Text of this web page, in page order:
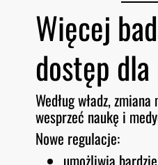
Więcej
dostęp
Według władz,
wesprzeć naukę i
Nowe regulacje:
umożliwią